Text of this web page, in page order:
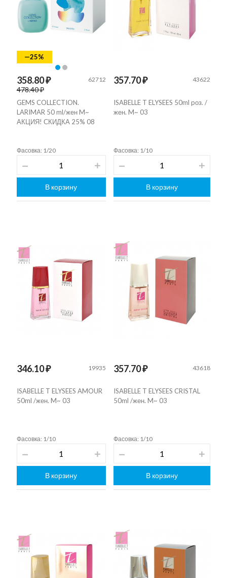
—25%
358.80 ₽
478.40 ₽
62712
GEMS COLLECTION.
LARIMAR 50 ml/жен M~
АКЦИЯ! СКИДКА 25% 08
Фасовка: 1/20
В корзину
357.70 ₽ 43622
ISABELLE T ELYSEES 50ml pоз. /
жен. M~ 03
Фасовка: 1/10
В корзину
346.10 ₽ 19935
ISABELLE T ELYSEES AMOUR
50ml /жен. M~ 03
Фасовка: 1/10
В корзину
357.70 ₽ 43618
ISABELLE T ELYSEES CRISTAL
50ml /жен. M~ 03
Фасовка: 1/10
В корзину